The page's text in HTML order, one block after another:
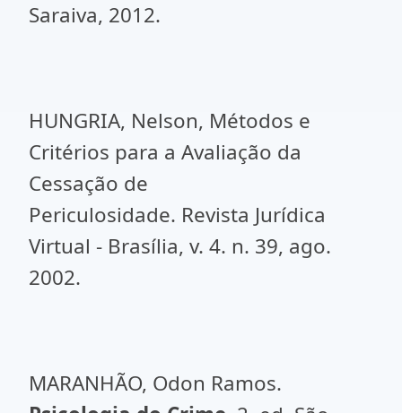
Saraiva, 2012.
HUNGRIA, Nelson, Métodos e
Critérios para a Avaliação da
Cessação de
Periculosidade. Revista Jurídica
Virtual - Brasília, v. 4. n. 39, ago.
2002.
MARANHÃO, Odon Ramos.